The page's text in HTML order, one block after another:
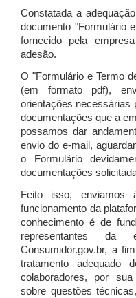
Constatada a
documento "Formulário
fornecido pela
adesão.
O "Formulário e Termo
(em formato pdf),
orientações necessárias
documentações que a
possamos dar
envio do e-mail,
o Formulário
documentações
Feito isso,
funcionamento da
conhecimento é de
representantes
Consumidor.gov.br, a
tratamento
colaboradores, por
sobre questões